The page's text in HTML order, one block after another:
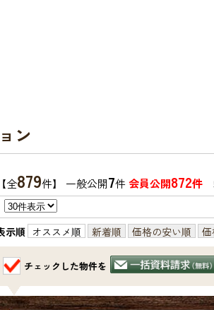
ン
【全879件】 一般公開7件会員公開872件
示順 オススメ順 新着順 価格の安い順
チェックした物件を